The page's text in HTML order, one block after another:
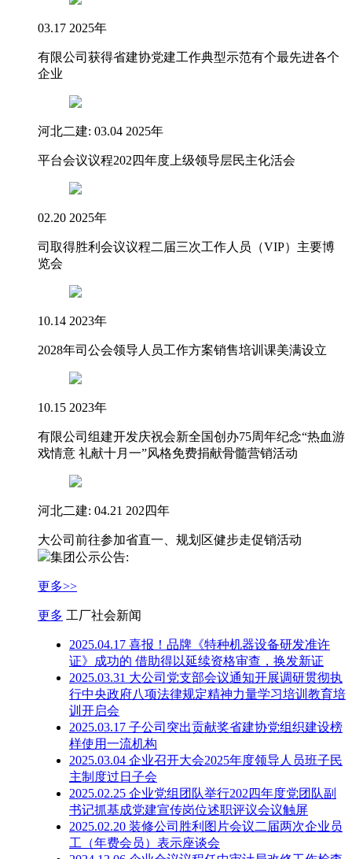
03.17 2025年
有限公司获得省建协党建工作典型示范有个最先进各个
企业
河北二建: 03.04 2025年
平台会议议程202四年度上级领导层民主化活会
02.20 2025年
司取得胜利会议议程二届三次工作人员（VIP）主要博
览会
10.14 2023年
2028年司公会领导人员工作方案销售培训课美满设立
10.15 2023年
有限公司组建开发庆祝会新全国创办75周年纪念“热血游
戏情意 礼献十月一”风格免费捐献骨髓营销活动
河北二建: 04.21 202四年
大公司前往参加省直一、规划区健步走促销活动
集团公示公告:
更多>>
更多 工厂社会新闻
2025.04.17 喜报！品牌《特​种机器设备研发准许
证》成功的 借助得以延续资格审查，换发新证
2025.03.31 大公司党支部会议通知开展调研贯彻执
行中央政府八项法律规定精神力量学习培训教育培
训开启会
2025.03.17 子公司突出贡献奖省建协党组织建设榜
样使用一流机构
2025.03.04 企业召开大会2025年度领导人员班子民
主制度过日子会
2025.02.25 企业党组团队举行202四年度党团队副
书记抓基成党建宣传岗位述职评议会议触屏
2025.02.20 装修公司胜利图片会议二届两次企业员
工（年费会员）表示座谈会